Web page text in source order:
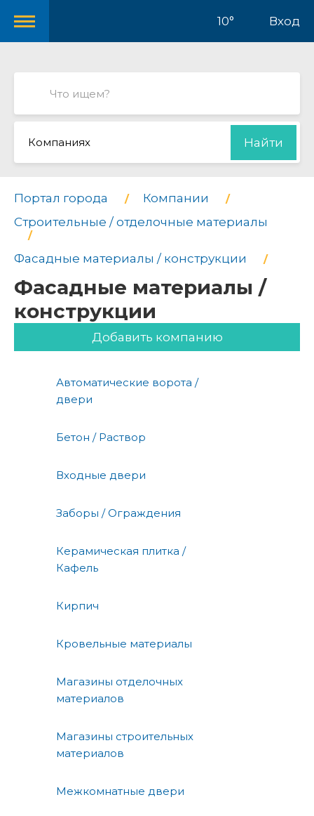
10° Вход
Компаниях Найти
Портал города
Компании
Строительные / отделочные материалы
Фасадные материалы / конструкции
Фасадные материалы /
конструкции
Добавить компанию
Автоматические ворота /
двери
Бетон / Раствор
Входные двери
Заборы / Ограждения
Керамическая плитка /
Кафель
Кирпич
Кровельные материалы
Магазины отделочных
материалов
Магазины строительных
материалов
Межкомнатные двери